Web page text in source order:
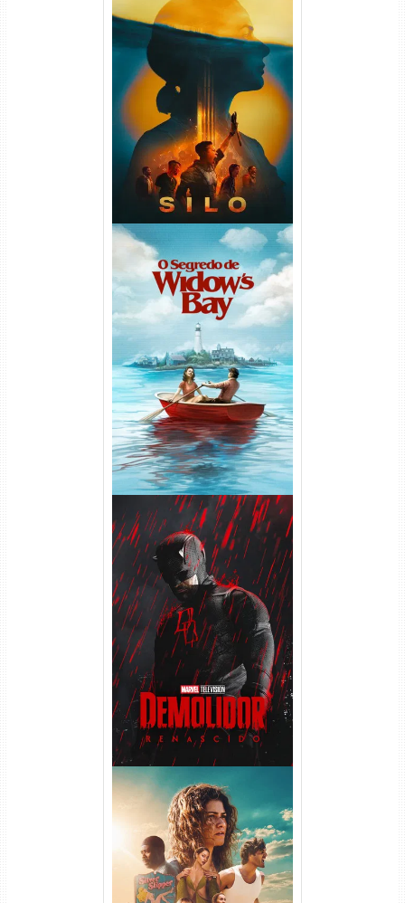
Silo 2ª Temporada (2024)
WEB-DL 1080p Dual Áudio
O Segredo de Widow’s Bay
1ª Temporada Torrent (2026)
WEB-DL 1080p Dual Áudio
Demolidor: Renascido 2ª
Temporada (2026) WEB-DL
1080p Dual Áudio
Euphoria 3ª Temporada